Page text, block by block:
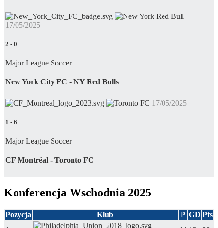
17/05/2025
2 - 0
Major League Soccer
New York City FC - NY Red Bulls
17/05/2025
1 - 6
Major League Soccer
CF Montréal - Toronto FC
Konferencja Wschodnia 2025
Pozycja Klub P GD Pts